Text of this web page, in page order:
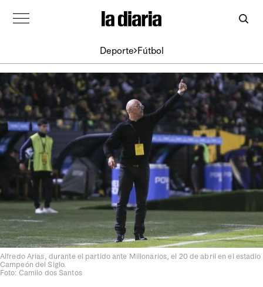
Deporte Fútbol
Alfredo Arias, durante el partido ante Millonarios, el 20 de abril en el estadio
Campeón del Siglo.
Foto: Camilo dos Santos